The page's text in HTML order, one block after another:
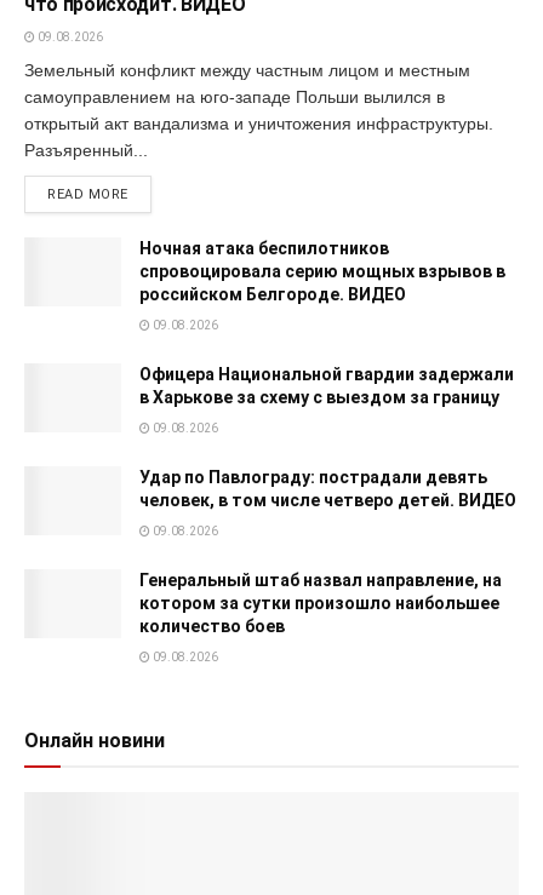
09.08.2026
Земельный конфликт между частным лицом и местным
самоуправлением на юго-западе Польши вылился в
открытый акт вандализма и уничтожения инфраструктуры.
Разъяренный...
READ MORE
Ночная атака беспилотников
спровоцировала серию мощных взрывов в
российском Белгороде. ВИДЕО
09.08.2026
Офицера Национальной гвардии задержали
в Харькове за схему с выездом за границу
09.08.2026
Удар по Павлограду: пострадали девять
человек, в том числе четверо детей. ВИДЕО
09.08.2026
Генеральный штаб назвал направление, на
котором за сутки произошло наибольшее
количество боев
09.08.2026
Онлайн новини